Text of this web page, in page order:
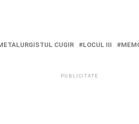
CUGIR LOCUL III
PUBLICITATE